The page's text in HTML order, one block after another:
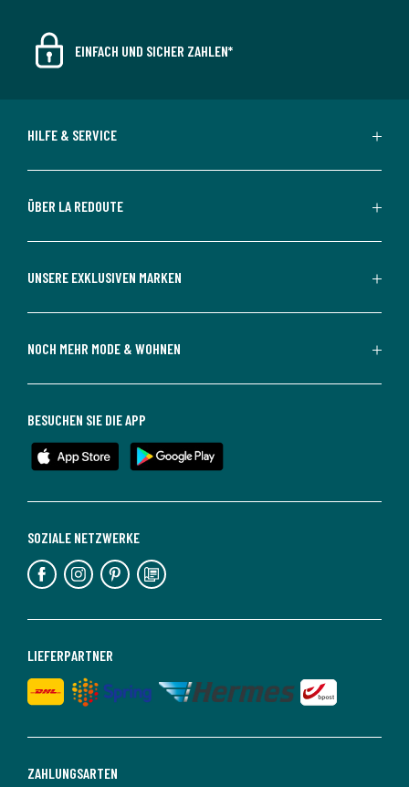
EINFACH UND SICHER ZAHLEN*
HILFE & SERVICE
ÜBER LA REDOUTE
UNSERE EXKLUSIVEN MARKEN
NOCH MEHR MODE & WOHNEN
ZAHLUNGSARTEN
LIEFERPARTNER
SOZIALE NETZWERKE
BESUCHEN SIE DIE APP